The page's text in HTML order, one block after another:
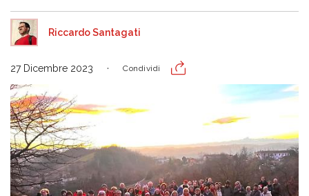
Riccardo Santagati
27 Dicembre 2023 Condividi